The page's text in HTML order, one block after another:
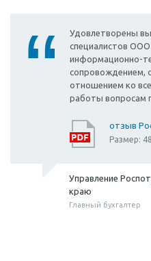
Удовлетворены
специалистов
информационно-
сопровождением,
отношением ко
работы вопросам
отзыв
Размер:
Управление
краю
Главный бухгалтер